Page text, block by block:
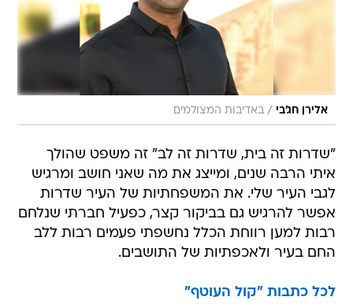
אלירן חג'בי / באדיבות המצולמים
"שדרות זה בית, שדרות זה לב" זה משפט שהולך
איתי הרבה שנים, ומייצג את מה שאני חושב ומרגיש
לגבי העיר שלי. את המשפחתיות של העיר שדרות
אפשר להרגיש גם בביקור קצר, כפעיל חברתי שנלחם
רבות למען רווחת הכלל נחשפתי פעמים רבות ללב
החם בעיר ולאכפתיות של התושבים.
לכל כתבות "קול העוטף"